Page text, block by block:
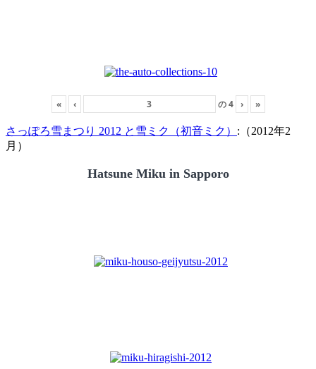
« ‹ の4 › »
さっぽろ雪まつり 2012 と雪ミク（初音ミク） :（2012年2
月）
Hatsune Miku in Sapporo